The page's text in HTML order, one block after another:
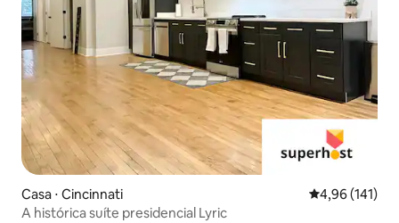
Casa ⋅ Cincinnati 4,96 de uma
4,96 (141)
A histórica suíte presidencial Lyric